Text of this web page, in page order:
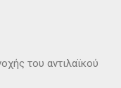
του αντιλαϊκού